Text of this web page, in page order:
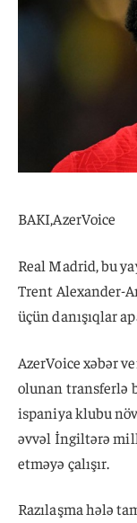
BAKI,AzerVoice
Real Madrid, bu
Trent Alexander-
üçün danışıqlar
AzerVoice xəbər
olunan transferlə
ispaniya klubu
əvvəl İngiltərə
etməyə çalışır.
Razılaşma hələ